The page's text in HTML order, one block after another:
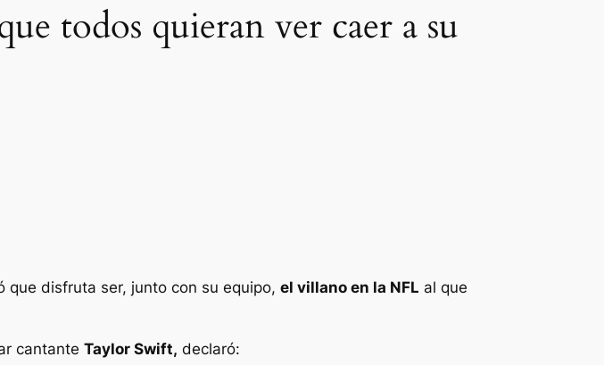
todos quieran ver caer a su
que disfruta ser, junto con su equipo, el villano en la NFL al que
cantante Taylor Swift, declaró: